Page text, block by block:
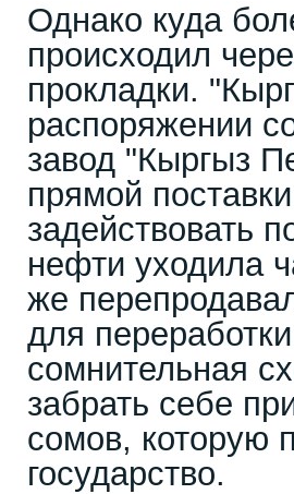
Однако куда
происходил
прокладки.
распоряжении
завод "Кыргыз
прямой
задействовать
нефти уходила
же
для
сомнительная
забрать себе
сомов, которую
государство.